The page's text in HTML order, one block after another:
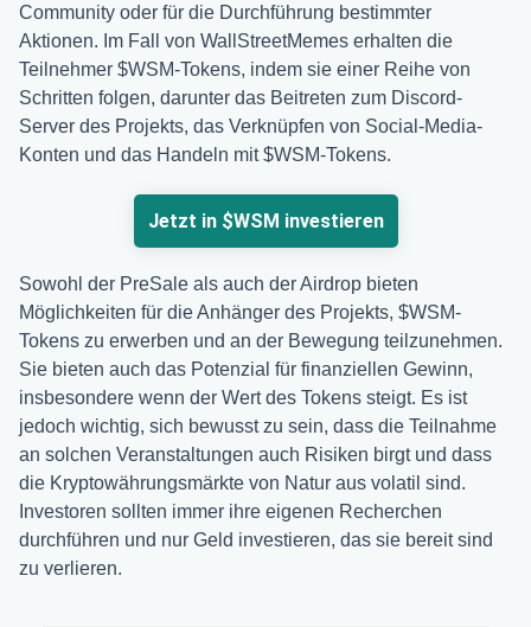
Community oder für die Durchführung bestimmter
Aktionen. Im Fall von WallStreetMemes erhalten die
Teilnehmer $WSM-Tokens, indem sie einer Reihe von
Schritten folgen, darunter das Beitreten zum Discord-
Server des Projekts, das Verknüpfen von Social-Media-
Konten und das Handeln mit $WSM-Tokens.
Jetzt in $WSM investieren
Sowohl der PreSale als auch der Airdrop bieten
Möglichkeiten für die Anhänger des Projekts, $WSM-
Tokens zu erwerben und an der Bewegung teilzunehmen.
Sie bieten auch das Potenzial für finanziellen Gewinn,
insbesondere wenn der Wert des Tokens steigt. Es ist
jedoch wichtig, sich bewusst zu sein, dass die Teilnahme
an solchen Veranstaltungen auch Risiken birgt und dass
die Kryptowährungsmärkte von Natur aus volatil sind.
Investoren sollten immer ihre eigenen Recherchen
durchführen und nur Geld investieren, das sie bereit sind
zu verlieren.